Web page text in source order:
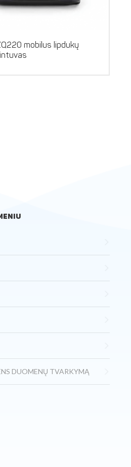
mobilus lipdukų
DUOMENŲ TVARKYMĄ